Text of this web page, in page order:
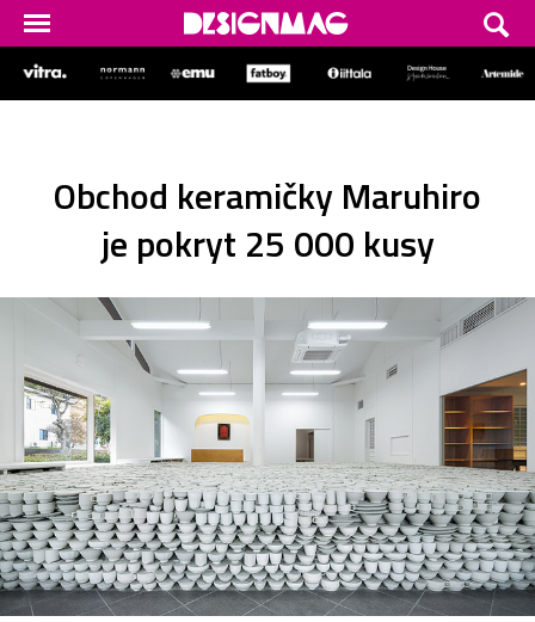
Obchod keramičky Maruhiro
je pokryt 25 000 kusy